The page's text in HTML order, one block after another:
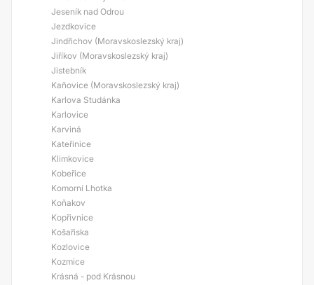
Jeseník nad Odrou
Jezdkovice
Jindřichov (Moravskoslezský kraj)
Jiříkov (Moravskoslezský kraj)
Jistebník
Kaňovice (Moravskoslezský kraj)
Karlova Studánka
Karlovice
Karviná
Kateřinice
Klimkovice
Kobeřice
Komorní Lhotka
Koňakov
Kopřivnice
Košařiska
Kozlovice
Kozmice
Krásná - pod Krásnou